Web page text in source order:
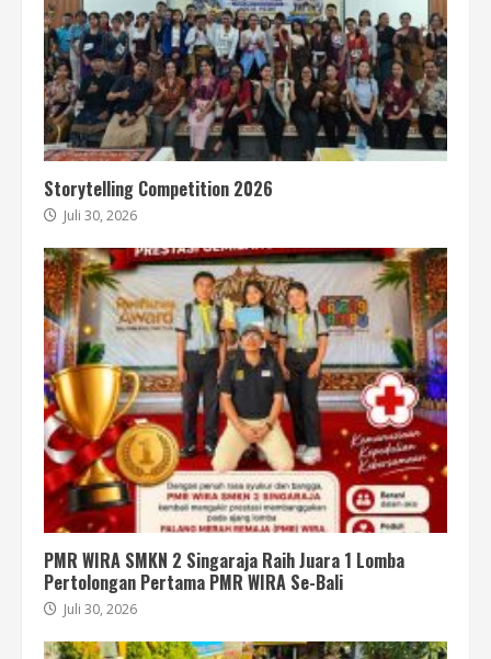
Storytelling Competition 2026
Juli 30, 2026
PMR WIRA SMKN 2 Singaraja Raih Juara 1 Lomba
Pertolongan Pertama PMR WIRA Se-Bali
Juli 30, 2026